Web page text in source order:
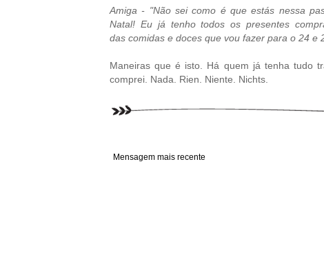
Amiga - "Não sei como é que estás nessa
Natal! Eu já tenho todos os presentes
das comidas e doces que vou fazer para o 24
Maneiras que é isto. Há quem já tenha tudo
comprei. Nada. Rien. Niente. Nichts.
Mensagem mais recente